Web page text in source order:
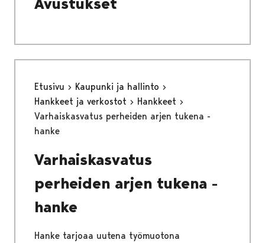
Etusivu
Kaupunki ja hallinto
Hankkeet ja verkostot
Hankkeet
Varhaiskasvatus perheiden arjen tukena -
hanke
Varhaiskasvatus
perheiden arjen tukena -
hanke
Hanke tarjoaa uutena työmuotona